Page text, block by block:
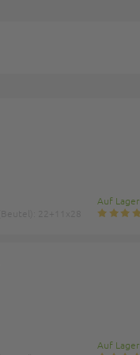
Auf Lager
Auf Lager